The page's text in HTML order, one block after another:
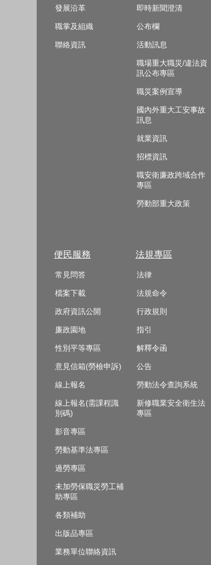
發展沿革
職掌及組織
聯絡資訊
即時新聞澄清
公布欄
活動訊息
職場重大職災/違法資
訊公布專區
職災案例宣導
國內外重大工安事故
訊息
就業資訊
招標資訊
職安衛廉政跨域合作
專區
勞動部重大政策
便民服務
常見問答
檔案下載
政府資訊公開
廉政園地
性別平等專區
意見信箱(勞檢申訴)
線上報名
線上報名(需課程識
別碼)
影音專區
勞動基準法專區
過勞專區
未加勞保職災勞工補
助專區
各類補助
出版品專區
業務單位聯絡資訊
法規專區
法律
法規命令
行政規則
指引
解釋令函
公告
勞動法令查詢系統
新修職業安全衛生法
專區